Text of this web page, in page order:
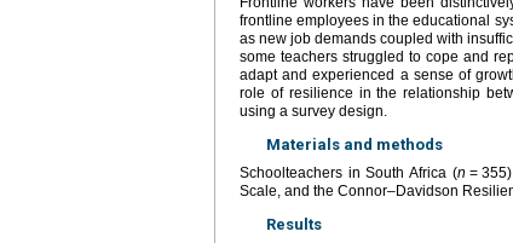
frontline employees in the educational
as new job demands coupled with
some teachers struggled to cope and
adapt and experienced a sense of
role of resilience in the relationship
using a survey design.
Materials and methods
Schoolteachers in South Africa (n =
Scale, and the Connor–Davidson
Results